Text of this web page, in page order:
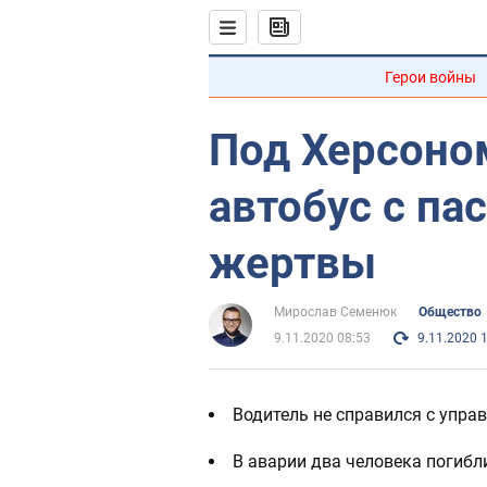
Герои войны
Под
автобус с
жертвы
Мирослав Семенюк
Общество
9.11.2020 08:53
9.11.2020
Водитель не справился с
В аварии два человека